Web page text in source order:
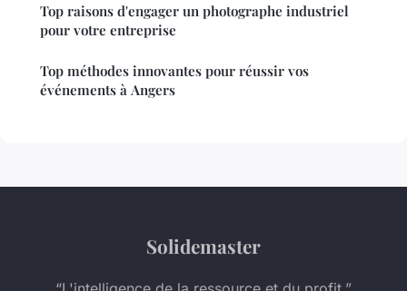
Top raisons d'engager un photographe industriel
pour votre entreprise
Top méthodes innovantes pour réussir vos
événements à Angers
Solidemaster